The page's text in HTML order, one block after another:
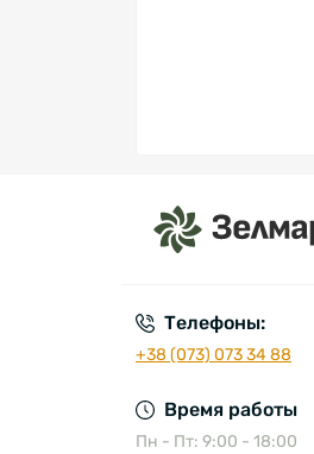
Телефоны:
+38 (073) 073 34 88
Время работы
Пн - Пт: 9:00 - 18:00